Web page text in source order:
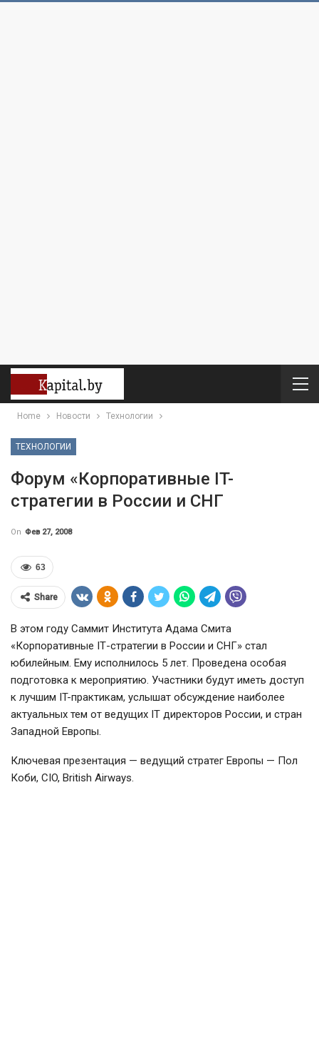
Home Новости Технологии
ТЕХНОЛОГИИ
Форум «Корпоративные IT-
стратегии в России и СНГ
On Фев 27, 2008
63
Share
В этом году Саммит Института Адама Смита
«Корпоративные IТ-стратегии в России и СНГ» стал
юбилейным. Ему исполнилось 5 лет. Проведена особая
подготовка к мероприятию. Участники будут иметь доступ
к лучшим IT-практикам, услышат обсуждение наиболее
актуальных тем от ведущих IT директоров России, и стран
Западной Европы.
Ключевая презентация — ведущий стратег Европы — Пол
Коби, CIO, British Airways.